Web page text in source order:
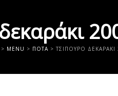
> MENU > ΠΟΤΆ > ΤΣΊΠΟΥΡΟ ΔΕΚΑΡΆΚΙ